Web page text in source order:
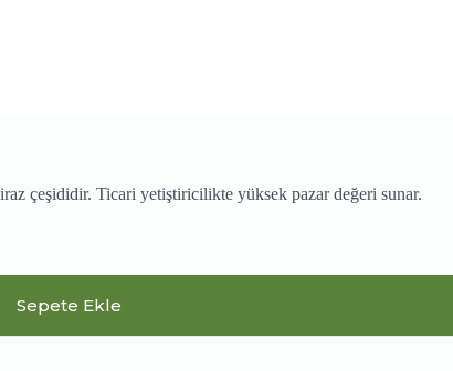
çeşididir. Ticari yetiştiricilikte yüksek pazar değeri sunar.
Sepete Ekle